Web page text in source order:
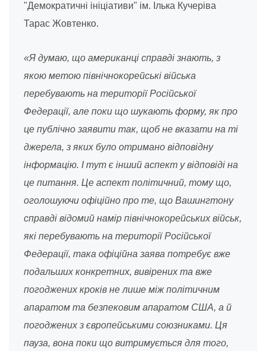
"Демократичні ініціативи" ім. Ілька Кучеріва
Тарас Жовтенко.
«Я думаю, що американці справді знають, з
якою метою північнокорейські війська
перебувають на території Російської
Федерації, але поки що шукають форму, як про
це публічно заявити так, щоб не вказати на ті
джерела, з яких було отримано відповідну
інформацію. І тут є інший аспект у відповіді на
це питання. Це аспект політичний, тому що,
оголошуючи офіційно про те, що Вашингтону
справді відомий намір північнокорейських військ,
які перебувають на території Російської
Федерації, така офіційна заява потребує вже
подальших конкретних, вивірених та вже
погоджених кроків не лише між політичним
апаратом та безпековим апаратом США, а й
погоджених з європейськими союзниками. Ця
пауза, вона поки що витримується для того,